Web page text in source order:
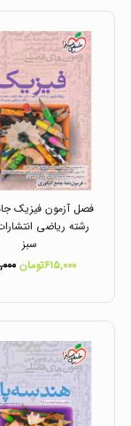
فصل آزمون فیزیک
رشته ریاضی
سبز
۶۱۵,۰۰۰تومان